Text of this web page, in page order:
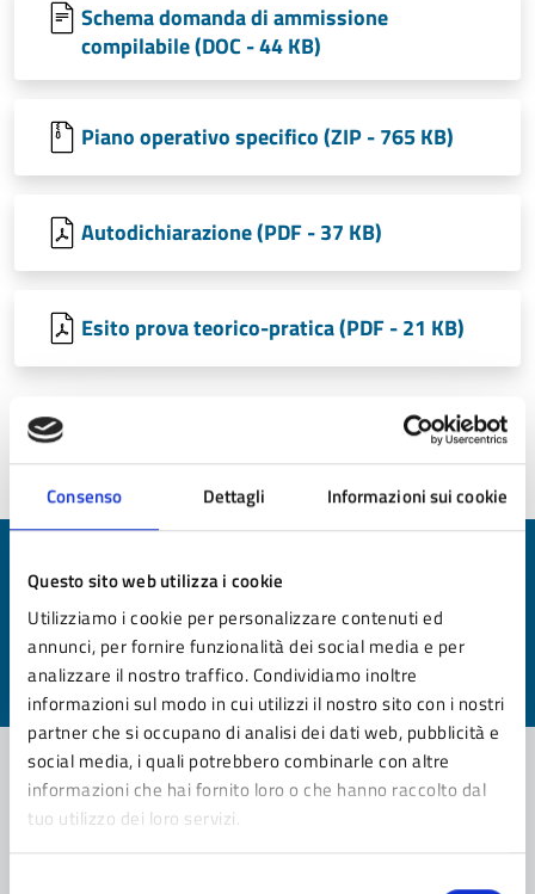
Consenso Dettagli Informazioni sui cookie
Questo sito web utilizza i cookie
Utilizziamo i cookie per personalizzare contenuti ed
annunci, per fornire funzionalità dei social media e per
analizzare il nostro traffico. Condividiamo inoltre
informazioni sul modo in cui utilizzi il nostro sito con i nostri
partner che si occupano di analisi dei dati web, pubblicità e
social media, i quali potrebbero combinarle con altre
informazioni che hai fornito loro o che hanno raccolto dal
tuo utilizzo dei loro servizi.
Schema domanda di ammissione
compilabile (DOC - 44 KB)
Piano operativo specifico (ZIP - 765 KB)
Autodichiarazione (PDF - 37 KB)
Esito prova teorico-pratica (PDF - 21 KB)
Ultimo aggiornamento:10/12/2024 16:02
Quanto sono chiare le informazioni su questa
pagina?
Valuta da 1 a 5 stelle la pagina
Valuta 5 stelle su 5
Valuta 4 stelle su 5
Valuta 3 stelle su 5
Valuta 2 stelle su 5
Valuta 1 stelle su 5
Contatta il comune